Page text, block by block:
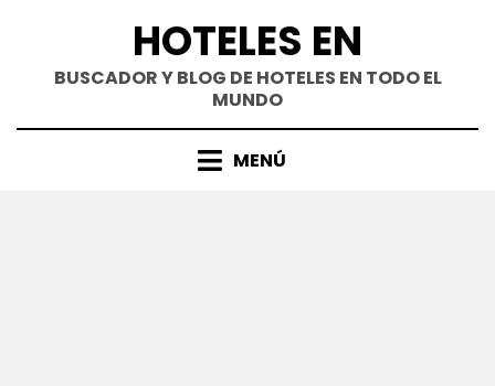
contenido
HOTELES EN
BUSCADOR Y BLOG DE HOTELES EN TODO EL
MUNDO
MENÚ